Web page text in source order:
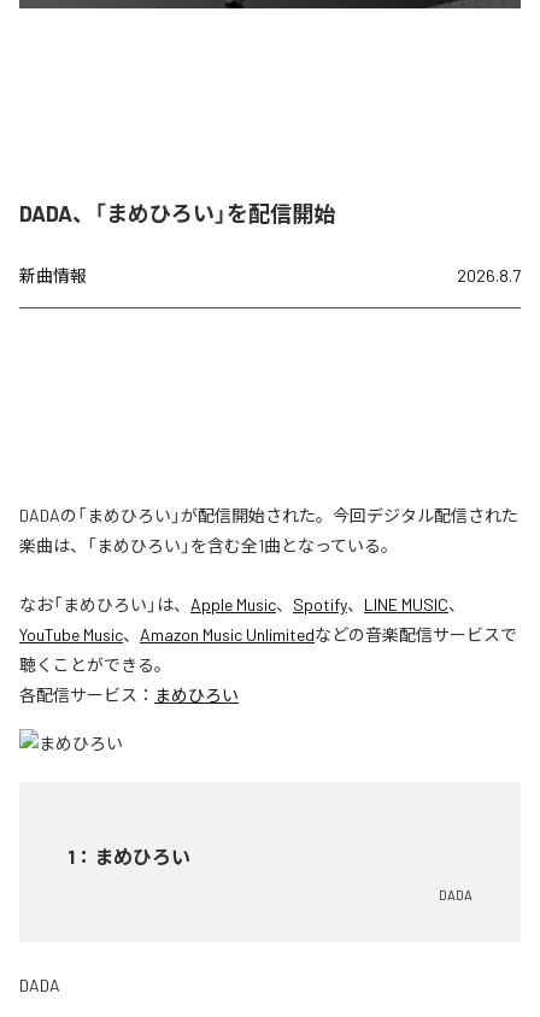
DADA、「まめひろい」を配信開始
新曲情報 2026.8.7
DADAの「まめひろい」が配信開始された。今回デジタル配信された
楽曲は、「まめひろい」を含む全1曲となっている。
なお「まめひろい 」は、 Apple Music、 Spotify、 LINE MUSIC、
YouTube Music、 Amazon Music Unlimitedなどの音楽配信サービスで
聴くことができる。
各配信サービス： まめひろい
1 ： まめひろい
DADA
DADA